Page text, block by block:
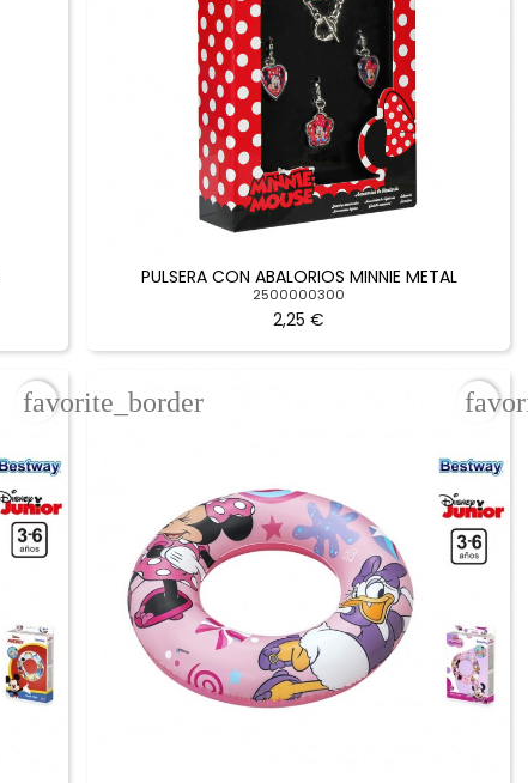
PULSERA CON ABALORIOS MINNIE METAL
2500000300
2,25 €
favorite_border